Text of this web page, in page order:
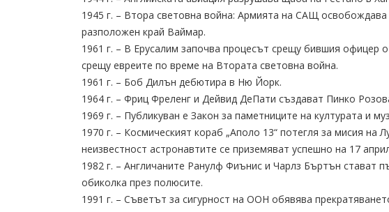
1945 г. – Втора световна война: Армията на САЩ освобождава
разположен край Ваймар.
1961 г. – В Ерусалим започва процесът срещу бившия офицер
срещу евреите по време на Втората световна война.
1961 г. – Боб Дилън дебютира в Ню Йорк.
1964 г. – Фриц Фреленг и Дейвид ДеПати създават Пинко
1969 г. – Публикуван е Закон за паметниците на културата и
1970 г. – Космическият кораб „Аполо 13“ потегля за мисия на
неизвестност астронавтите се приземяват успешно на 17
1982 г. – Англичаните Ранулф Фиънис и Чарлз Бъртън стават
обиколка през полюсите.
1991 г. – Съветът за сигурност на ООН обявява